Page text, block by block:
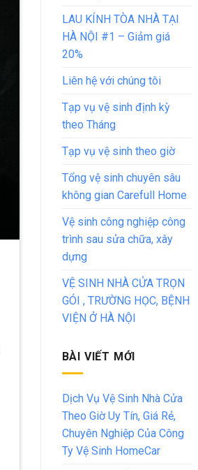
LAU KÍNH TÒA NHÀ TẠI
HÀ NỘI #1 – Giảm giá
20%
Liên hệ với chúng tôi
Tạp vụ vệ sinh định kỳ
theo Tháng
Tạp vụ vệ sinh theo giờ
Tổng vệ sinh chuyên sâu
không gian Carefull Home
Vệ sinh công nghiệp công
trình sau sửa chữa, xây
dựng
VỆ SINH NHÀ CỬA TRỌN
GÓI , TRƯỜNG HỌC, BỆNH
VIỆN Ở HÀ NỘI
BÀI VIẾT MỚI
Dịch Vụ Vệ Sinh Nhà Cửa
Theo Giờ Uy Tín, Giá Rẻ,
Chuyên Nghiệp Của Công
Ty Vệ Sinh HomeCar